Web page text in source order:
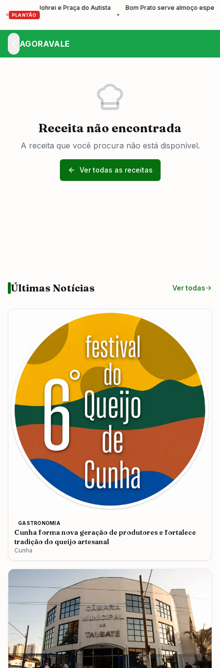
PLANTÃO
do Johrei e Praça do Autista
Bom Prato serve almoço especial
AGORAVALE
Receita não encontrada
A receita que você procura não está disponível.
Ver todas as receitas
Últimas Notícias Ver todas
GASTRONOMIA
Cunha forma nova geração de produtores e fortalece
tradição do queijo artesanal
Cunha